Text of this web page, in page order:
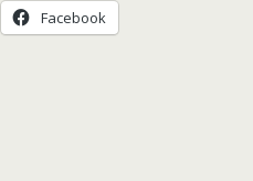
Facebook